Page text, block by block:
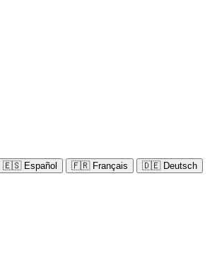
🇪🇸 Español 🇫🇷 Français 🇩🇪 Deutsch